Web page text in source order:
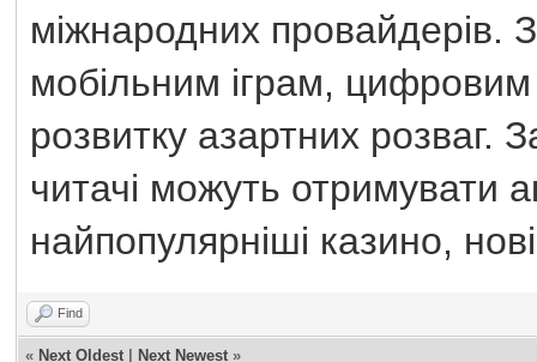
міжнародних провайдерів.
мобільним іграм, цифровим
розвитку азартних розваг.
читачі можуть отримувати
найпопулярніші казино,
Find
« Next Oldest Next Newest »